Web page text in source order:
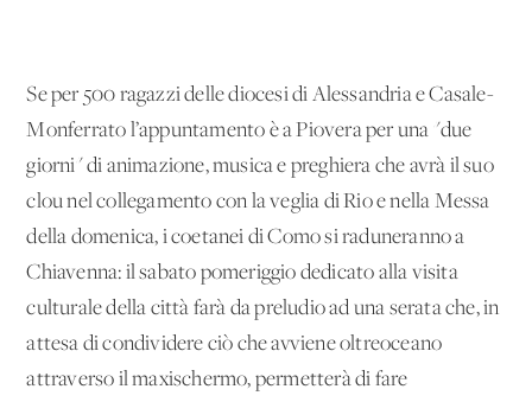
Se per 500 ragazzi delle diocesi di Alessandria e Casale-
Monferrato l’appuntamento è a Piovera per una "due
giorni" di animazione, musica e preghiera che avrà il suo
clou nel collegamento con la veglia di Rio e nella Messa
della domenica, i coetanei di Como si raduneranno a
Chiavenna: il sabato pomeriggio dedicato alla visita
culturale della città farà da preludio ad una serata che, in
attesa di condividere ciò che avviene oltreoceano
attraverso il maxischermo, permetterà di fare